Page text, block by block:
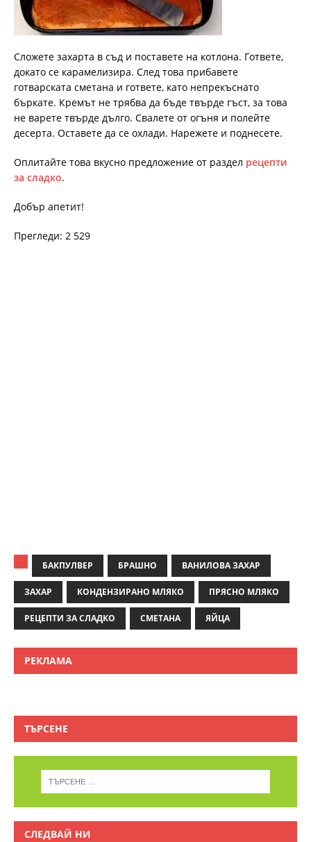
Сложете захарта в съд и поставете на котлона. Гответе,
докато се карамелизира. След това прибавете
готварската сметана и гответе, като непрекъснато
бъркате. Кремът не трябва да бъде твърде гъст, за това
не варете твърде дълго. Свалете от огъня и полейте
десерта. Оставете да се охлади. Нарежете и поднесете.
Оплитайте това вкусно предложение от раздел рецепти
за сладко.
Добър апетит!
Прегледи: 2 529
БАКПУЛВЕР БРАШНО ВАНИЛОВА ЗАХАР
ЗАХАР КОНДЕНЗИРАНО МЛЯКО ПРЯСНО МЛЯКО
РЕЦЕПТИ ЗА СЛАДКО СМЕТАНА ЯЙЦА
РЕКЛАМА
ТЪРСЕНЕ
СЛЕДВАЙ НИ